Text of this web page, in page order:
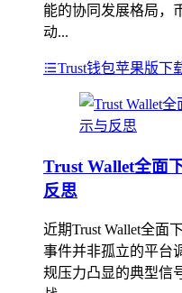
能的协同发展格局，
动...
Trust钱包苹果版下
Trust Wallet全面
反思
近期Trust Wallet全面
事件并非孤立的平台
规压力凸显的典型信